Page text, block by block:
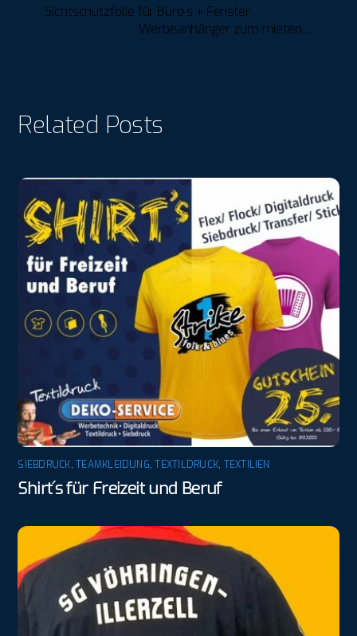
Sichtschutzfolie für Büro´s + Fenster
Werbeanhänger zum mieten…
Related Posts
SIEBDRUCK,TEAMKLEIDUNG,TEXTILDRUCK, TEXTILIEN
Shirt´s für Freizeit und Beruf